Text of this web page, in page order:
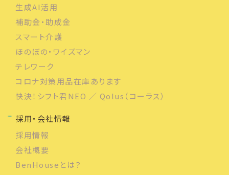
生成AI活用
補助金・助成金
スマート介護
ほのぼの・ワイズマン
テレワーク
コロナ対策用品在庫あります
快決！シフト君NEO ／ Qolus（コーラス）
採用・会社情報
採用情報
会社概要
BenHouseとは？